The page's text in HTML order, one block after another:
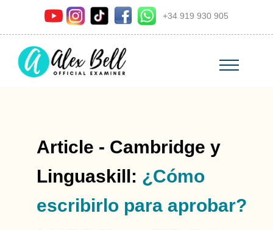
+34 919 930 905
Article - Cambridge y
Linguaskill: ¿Cómo
escribirlo para aprobar?